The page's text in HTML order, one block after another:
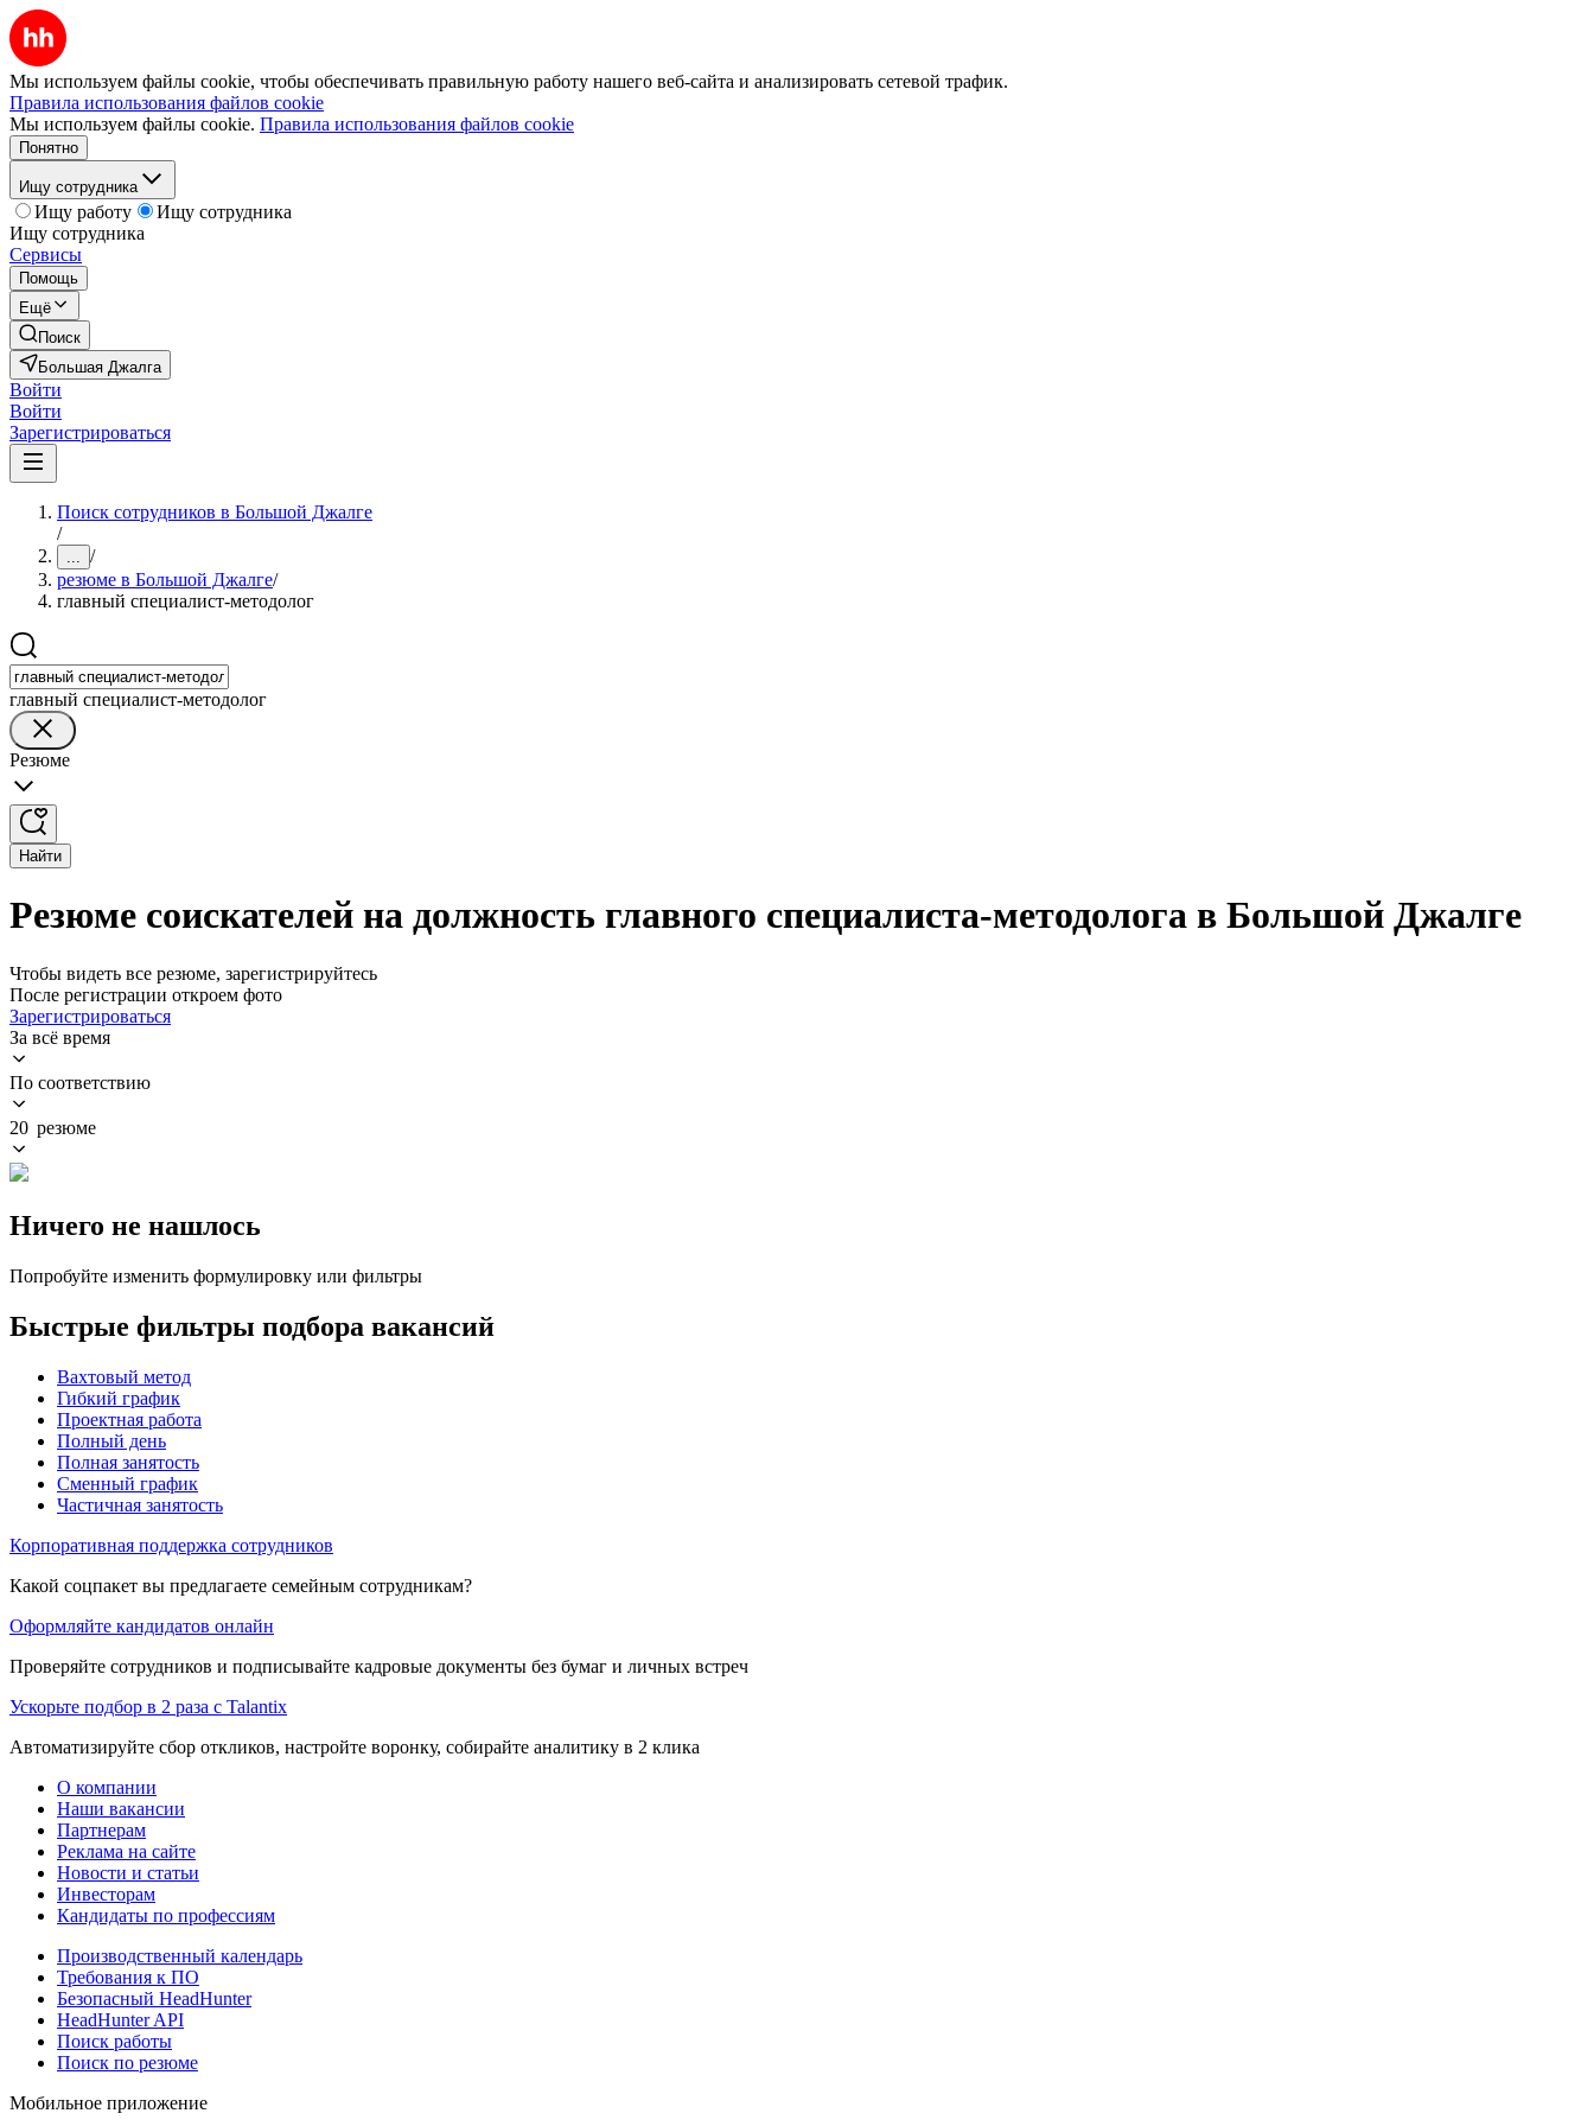
Мы используем файлы cookie, чтобы обеспечивать правильную работу нашего веб-сайта и анализировать сетевой трафик.
Правила использования файлов cookie
Мы используем файлы cookie. Правила использования файлов cookie
Понятно
Ищу сотрудника
Ищу работу
Ищу сотрудника
Ищу сотрудника
Сервисы
Помощь
Ещё
Поиск
Большая Джалга
Войти
Войти
Зарегистрироваться
Поиск сотрудников в Большой Джалге
/
... /
резюме в Большой Джалге/
главный специалист-методолог
главный специалист-методолог
Резюме
Найти
Резюме соискателей на должность главного специалиста-методолога в Большой Джалге
Чтобы видеть все резюме, зарегистрируйтесь
После регистрации откроем фото
Зарегистрироваться
За всё время
По соответствию
20 резюме
Ничего не нашлось
Попробуйте изменить формулировку или фильтры
Быстрые фильтры подбора вакансий
Вахтовый метод
Гибкий график
Проектная работа
Полный день
Полная занятость
Сменный график
Частичная занятость
Корпоративная поддержка сотрудников
Какой соцпакет вы предлагаете семейным сотрудникам?
Оформляйте кандидатов онлайн
Проверяйте сотрудников и подписывайте кадровые документы без бумаг и личных встреч
Ускорьте подбор в 2 раза с Talantix
Автоматизируйте сбор откликов, настройте воронку, собирайте аналитику в 2 клика
О компании
Наши вакансии
Партнерам
Реклама на сайте
Новости и статьи
Инвесторам
Кандидаты по профессиям
Производственный календарь
Требования к ПО
Безопасный HeadHunter
HeadHunter API
Поиск работы
Поиск по резюме
Мобильное приложение